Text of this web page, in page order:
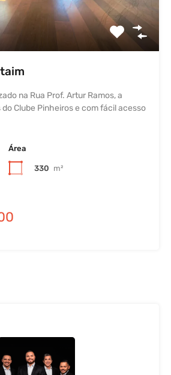
na Rua Prof. Artur Ramos, a
Clube Pinheiros e com fácil acesso
Área
330 m²